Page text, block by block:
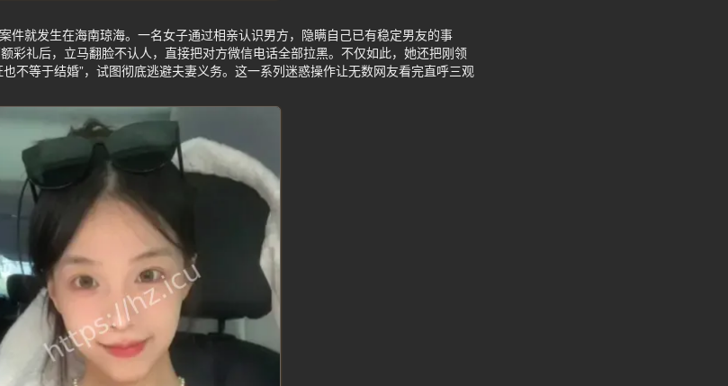
件就发生在海南琼海。一名女子通过相亲认识男方，隐瞒自己已有稳定男友的事
彩礼后，立马翻脸不认人，直接把对方微信电话全部拉黑。不仅如此，她还把刚领
不等于结婚”，试图彻底逃避夫妻义务。这一系列迷惑操作让无数网友看完直呼三观